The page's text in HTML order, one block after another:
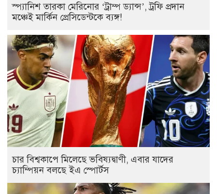
স্প্যানিশ তারকা মেরিনোর ‌‘ট্রাম্প ড্যান্স’, ট্রফি প্রদান
মঞ্চেই মার্কিন প্রেসিডেন্টকে ব্যঙ্গ!
চার বিশ্বকাপে মিলেছে ভবিষ্যদ্বাণী, এবার যাদের
চ্যাম্পিয়ন বলছে ইএ স্পোর্টস